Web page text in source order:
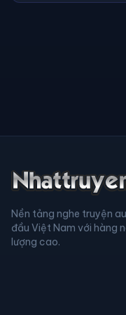
Nền tảng nghe truyện
đầu Việt Nam với hàng
lượng cao.